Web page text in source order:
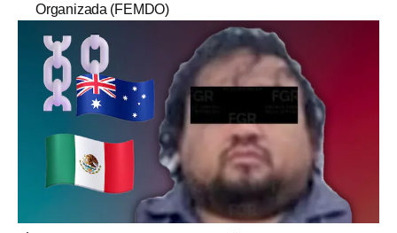
Organizada (FEMDO)